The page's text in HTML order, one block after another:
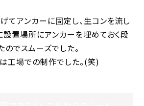
てアンカーに固定し、生コンを流し
設置場所にアンカーを埋めておく段
でスムーズでした。
工場での制作でした。(笑)